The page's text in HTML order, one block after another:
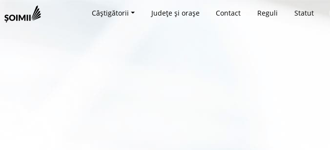
Câștigătorii Județe și orașe Contact Reguli Statut